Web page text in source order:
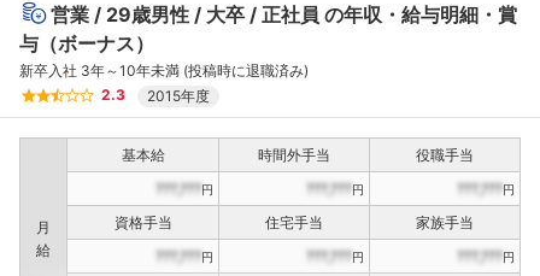
営業 29歳男性 大卒 正社員 の年収・給与明細・賞
与（ボーナス）
新卒入社 3年～10年未満 (投稿時に退職済み)
2.3
2015年度
月
給
基本給 時間外手当
役職手当
???,???円 ???,???円 ???,???円
資格手当 住宅手当
家族手当
???,???円 ???,???円 ???,???円